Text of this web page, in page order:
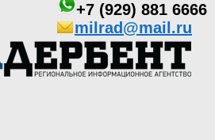
+7 (929) 881 6666
milrad@mail.ru